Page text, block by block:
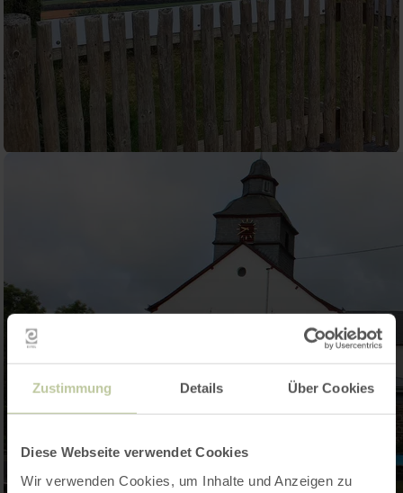
Zustimmung Details Über Cookies
Diese Webseite verwendet Cookies
Wir verwenden Cookies, um Inhalte und Anzeigen zu